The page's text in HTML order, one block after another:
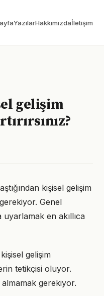
YazılarHakkımızdaİletişim
gelişim
kişisel gelişim
Genel
en akıllıca
gelişim
tetikçisi oluyor.
almamak gerekiyor.